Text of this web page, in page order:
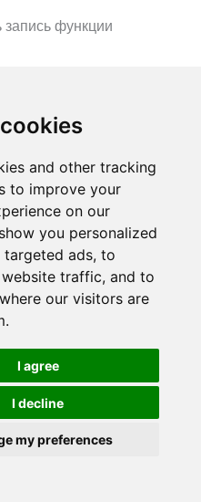
and other tracking
to improve your
on our
you personalized
ads, to
traffic, and to
our visitors are
I agree
I decline
my preferences
функции